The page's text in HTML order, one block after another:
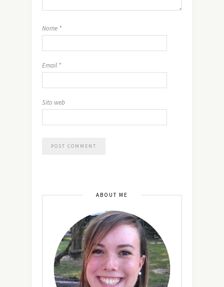
Nome *
Email *
Sito web
ABOUT ME